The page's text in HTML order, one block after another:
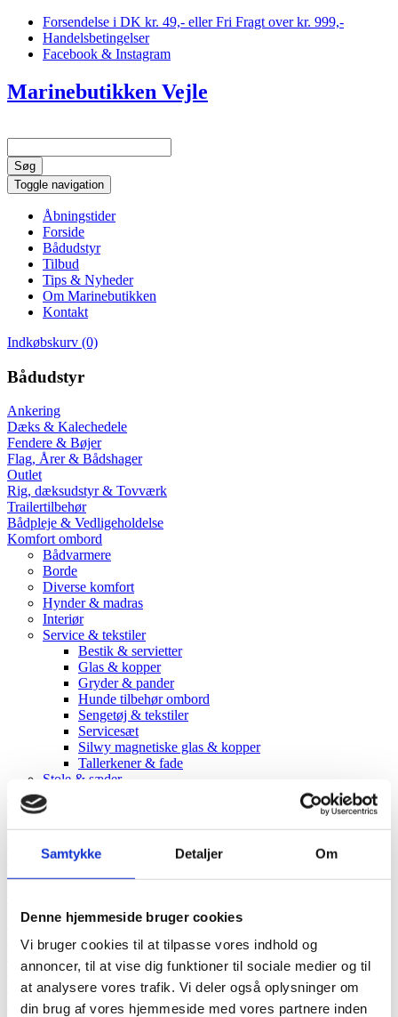
Samtykke Detaljer Om
Denne hjemmeside bruger cookies
Vi bruger cookies til at tilpasse vores indhold og
annoncer, til at vise dig funktioner til sociale medier og til
at analysere vores trafik. Vi deler også oplysninger om
din brug af vores hjemmeside med vores partnere inden
Forsendelse i DK kr. 49,- eller Fri Fragt over kr. 999,-
Handelsbetingelser
Facebook & Instagram
Marinebutikken Vejle
Toggle navigation
Åbningstider
Forside
Bådudstyr
Tilbud
Tips & Nyheder
Om Marinebutikken
Kontakt
Indkøbskurv (0)
Bådudstyr
Ankering
Dæks & Kalechedele
Fendere & Bøjer
Flag, Årer & Bådshager
Outlet
Rig, dæksudstyr & Tovværk
Trailertilbehør
Bådpleje & Vedligeholdelse
Komfort ombord
Bådvarmere
Borde
Diverse komfort
Hynder & madras
Interiør
Service & tekstiler
Bestik & servietter
Glas & kopper
Gryder & pander
Hunde tilbehør ombord
Sengetøj & tekstiler
Servicesæt
Silwy magnetiske glas & kopper
Tallerkener & fade
Stole & sæder
Pantry, Toilet & VVS
El & Batterier
Lanterner & Lys
Gaveidéer til sejleren
Gavekort til Marineudstyr
Sejlertøj & Sko
Sikkerhed & Badestiger
Vandsport & Fritid
Motordele & Tilbehør
Offeranoder
Styring & Motorkontrol